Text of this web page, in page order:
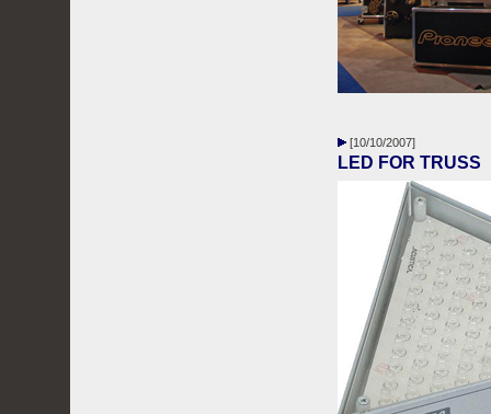
[10/10/2007]
LED FOR TRUSS